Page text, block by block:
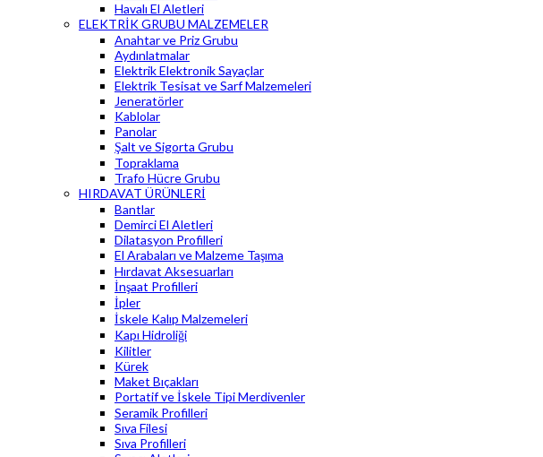
Havalı El Aletleri
ELEKTRİK GRUBU MALZEMELER
Anahtar ve Priz Grubu
Aydınlatmalar
Elektrik Elektronik Sayaçlar
Elektrik Tesisat ve Sarf Malzemeleri
Jeneratörler
Kablolar
Panolar
Şalt ve Sigorta Grubu
Topraklama
Trafo Hücre Grubu
HIRDAVAT ÜRÜNLERİ
Bantlar
Demirci El Aletleri
Dilatasyon Profilleri
El Arabaları ve Malzeme Taşıma
Hırdavat Aksesuarları
İnşaat Profilleri
İpler
İskele Kalıp Malzemeleri
Kapı Hidroliği
Kilitler
Kürek
Maket Bıçakları
Portatif ve İskele Tipi Merdivenler
Seramik Profilleri
Sıva Filesi
Sıva Profilleri